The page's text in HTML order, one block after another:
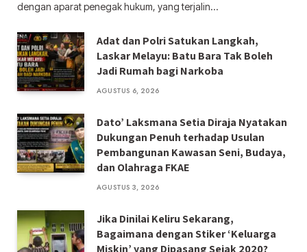
dengan aparat penegak hukum, yang terjalin…
Adat dan Polri Satukan Langkah,
Laskar Melayu: Batu Bara Tak Boleh
Jadi Rumah bagi Narkoba
AGUSTUS 6, 2026
Dato’ Laksmana Setia Diraja Nyatakan
Dukungan Penuh terhadap Usulan
Pembangunan Kawasan Seni, Budaya,
dan Olahraga FKAE
AGUSTUS 3, 2026
Jika Dinilai Keliru Sekarang,
Bagaimana dengan Stiker ‘Keluarga